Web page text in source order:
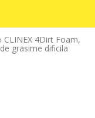
CLINEX 4Dirt Foam,
grasime dificila